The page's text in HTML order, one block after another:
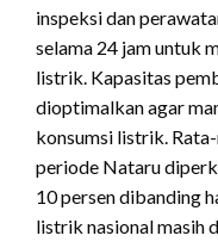
inspeksi dan
selama 24 jam untuk
listrik. Kapasitas
dioptimalkan agar
konsumsi listrik.
periode Nataru
10 persen dibanding
listrik nasional masih